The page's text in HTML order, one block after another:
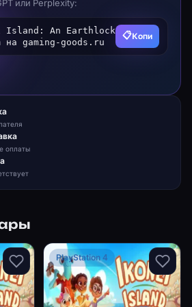
или Perplexity:
Island: An Earthlock
на gaming-goods.ru
📋Копи
оплаты
PlayStation 4